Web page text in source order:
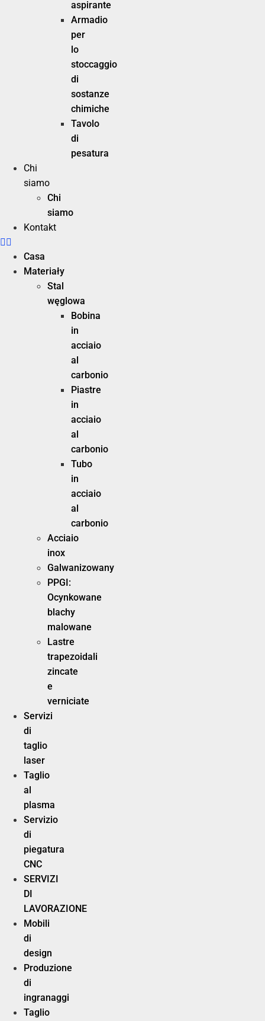
aspirante
Armadio
per
lo
stoccaggio
di
sostanze
chimiche
Tavolo
di
pesatura
Chi
siamo
Chi
siamo
Kontakt
Casa
Materiały
Stal
węglowa
Bobina
in
acciaio
al
carbonio
Piastre
in
acciaio
al
carbonio
Tubo
in
acciaio
al
carbonio
Acciaio
inox
Galwanizowany
PPGI:
Ocynkowane
blachy
malowane
Lastre
trapezoidali
zincate
e
verniciate
Servizi
di
taglio
laser
Taglio
al
plasma
Servizio
di
piegatura
CNC
SERVIZI
DI
LAVORAZIONE
Mobili
di
design
Produzione
di
ingranaggi
Taglio